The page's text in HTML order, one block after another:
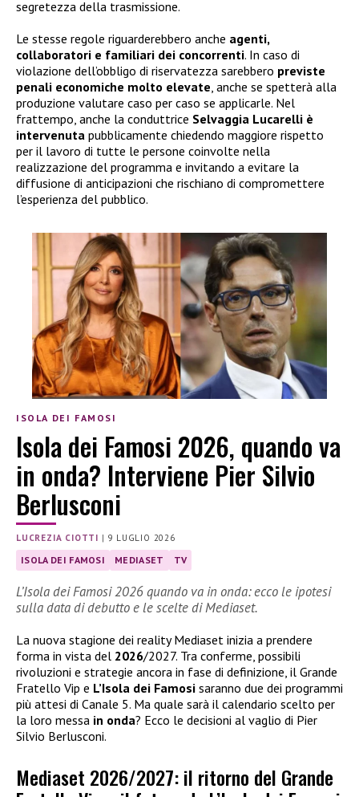
segretezza della trasmissione.
Le stesse regole riguarderebbero anche agenti,
collaboratori e familiari dei concorrenti. In caso di
violazione dell’obbligo di riservatezza sarebbero previste
penali economiche molto elevate, anche se spetterà alla
produzione valutare caso per caso se applicarle. Nel
frattempo, anche la conduttrice Selvaggia Lucarelli è
intervenuta pubblicamente chiedendo maggiore rispetto
per il lavoro di tutte le persone coinvolte nella
realizzazione del programma e invitando a evitare la
diffusione di anticipazioni che rischiano di compromettere
l’esperienza del pubblico.
ISOLA DEI FAMOSI
Isola dei Famosi 2026, quando va
in onda? Interviene Pier Silvio
Berlusconi
LUCREZIA CIOTTI | 9 LUGLIO 2026
ISOLA DEI FAMOSI MEDIASET TV
L’Isola dei Famosi 2026 quando va in onda: ecco le ipotesi
sulla data di debutto e le scelte di Mediaset.
La nuova stagione dei reality Mediaset inizia a prendere
forma in vista del 2026/2027. Tra conferme, possibili
rivoluzioni e strategie ancora in fase di definizione, il Grande
Fratello Vip e L’Isola dei Famosi saranno due dei programmi
più attesi di Canale 5. Ma quale sarà il calendario scelto per
la loro messa in onda? Ecco le decisioni al vaglio di Pier
Silvio Berlusconi.
Mediaset 2026/2027: il ritorno del Grande